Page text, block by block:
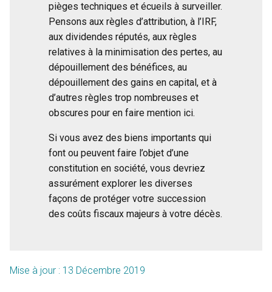
pièges techniques et écueils à surveiller.
Pensons aux règles d’attribution, à l’IRF,
aux dividendes réputés, aux règles
relatives à la minimisation des pertes, au
dépouillement des bénéfices, au
dépouillement des gains en capital, et à
d’autres règles trop nombreuses et
obscures pour en faire mention ici.
Si vous avez des biens importants qui
font ou peuvent faire l’objet d’une
constitution en société, vous devriez
assurément explorer les diverses
façons de protéger votre succession
des coûts fiscaux majeurs à votre décès.
Mise à jour : 13 Décembre 2019